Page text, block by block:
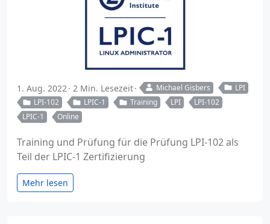
1. Aug. 2022 2 Min. Lesezeit Michael Gisbers
LPI
LPI-102
LPIC-1 Training LPI
LPI-102
LPIC-1
Online
Training und Prüfung für die Prüfung LPI-102 als
Teil der LPIC-1 Zertifizierung
Mehr lesen